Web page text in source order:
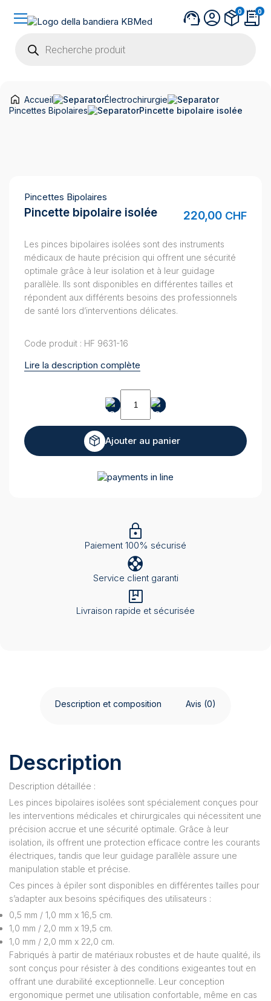
produits
0 0
Accueil
Électrochirurgie
Pincettes Bipolaires
Pincette bipolaire isolée
Pincettes Bipolaires
Pincette bipolaire isolée 220,00 CHF
Les pinces bipolaires isolées sont des instruments
médicaux de haute précision qui offrent une sécurité
optimale grâce à leur isolation et à leur guidage
parallèle. Ils sont disponibles en différentes tailles et
répondent aux différents besoins des professionnels
de santé lors d’interventions délicates.
Code produit : HF 9631-16
Lire la description complète
quantité
de
bipolaire
Ajouter au panier
Paiement 100% sécurisé
Service client garanti
Livraison rapide et sécurisée
Description et composition Avis (0)
Description
Description détaillée :
Les pinces bipolaires isolées sont spécialement conçues pour
les interventions médicales et chirurgicales qui nécessitent une
précision accrue et une sécurité optimale. Grâce à leur
isolation, ils offrent une protection efficace contre les courants
électriques, tandis que leur guidage parallèle assure une
manipulation stable et précise.
Ces pinces à épiler sont disponibles en différentes tailles pour
s’adapter aux besoins spécifiques des utilisateurs :
0,5 mm / 1,0 mm x 16,5 cm.
1,0 mm / 2,0 mm x 19,5 cm.
1,0 mm / 2,0 mm x 22,0 cm.
Fabriqués à partir de matériaux robustes et de haute qualité, ils
sont conçus pour résister à des conditions exigeantes tout en
offrant une durabilité exceptionnelle. Leur conception
ergonomique permet une utilisation confortable, même en cas